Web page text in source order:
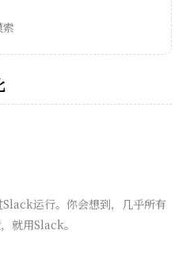
运行。你会想到，几乎所有
就用Slack。